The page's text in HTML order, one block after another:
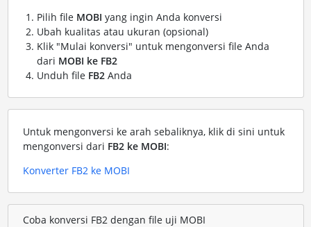
Pilih file MOBI yang ingin Anda konversi
Ubah kualitas atau ukuran (opsional)
Klik "Mulai konversi" untuk mengonversi file Anda
dari MOBI ke FB2
Unduh file FB2Anda
Untuk mengonversi ke arah sebaliknya, klik di sini untuk
mengonversi dari FB2 ke MOBI:
Konverter FB2 ke MOBI
Coba konversi FB2 dengan file uji MOBI